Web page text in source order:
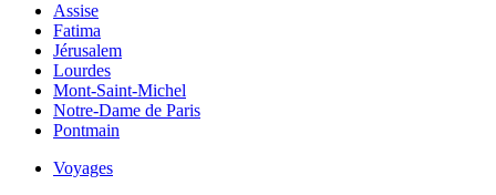
Assise
Fatima
Jérusalem
Lourdes
Mont-Saint-Michel
Notre-Dame de Paris
Pontmain
Voyages